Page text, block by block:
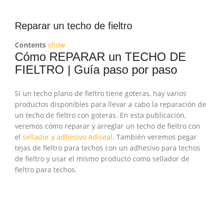
Reparar un techo de fieltro
Contents show
Cómo REPARAR un TECHO DE
FIELTRO | Guía paso por paso
Si un techo plano de fieltro tiene goteras, hay varios
productos disponibles para llevar a cabo la reparación de
un techo de fieltro con goteras. En esta publicación,
veremos cómo reparar y arreglar un techo de fieltro con
el sellador y adhesivo Adiseal. También veremos pegar
tejas de fieltro para techos con un adhesivo para techos
de fieltro y usar el mismo producto como sellador de
fieltro para techos.